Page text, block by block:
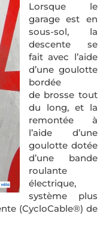
Lorsque le
garage est en
sous-sol, la
descente se
fait avec l’aide
d’une goulotte
bordée
de brosse tout
du long, et la
remontée à
l’aide d’une
goulotte dotée
d’une bande
roulante
électrique,
système plus
(CycloCable®) de